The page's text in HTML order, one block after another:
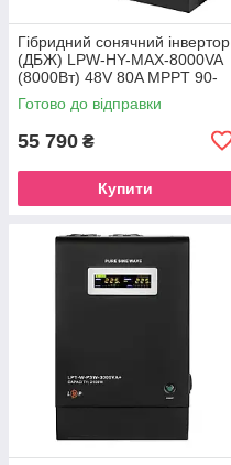
Гібридний сонячний інвертор
(ДБЖ) LPW-HY-MAX-8000VA
(8000Вт) 48V 80A MPPT 90-
450V Уцінка
Готово до відправки
55 790 ₴
Купити